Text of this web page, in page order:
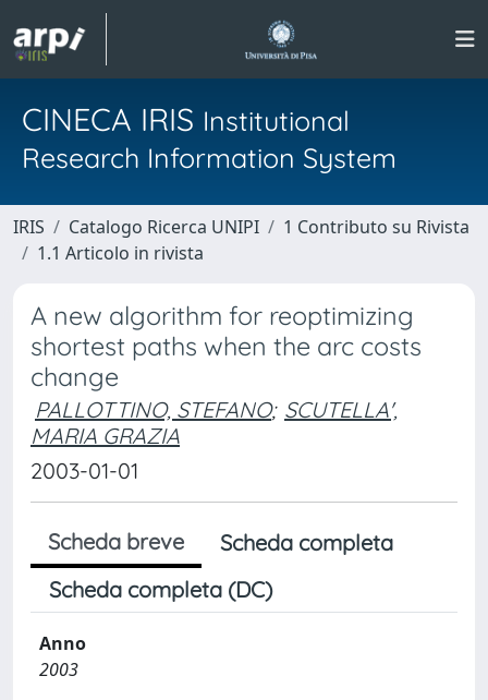
CINECA IRIS Institutional
Research Information System
IRIS Catalogo Ricerca UNIPI
1 Contributo su Rivista
1.1 Articolo in rivista
A new algorithm for reoptimizing
shortest paths when the arc costs
change
PALLOTTINO, STEFANO; SCUTELLA',
MARIA GRAZIA
2003-01-01
Scheda breve
Scheda completa
Scheda completa (DC)
Anno
2003